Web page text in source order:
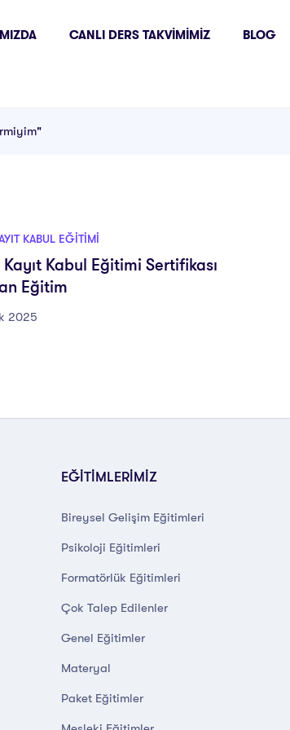
CANLI DERS TAKVIMIMIZ BLOG
KABUL EĞITIMI
Kayıt Kabul Eğitimi Sertifikası
Eğitim
2025
EĞİTİMLERİMİZ
Bireysel Gelişim Eğitimleri
Psikoloji Eğitimleri
Formatörlük Eğitimleri
Çok Talep Edilenler
Genel Eğitimler
Materyal
Paket Eğitimler